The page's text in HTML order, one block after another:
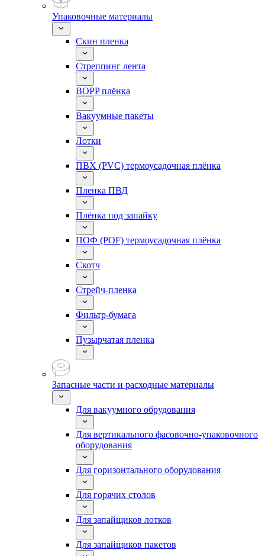
Упаковочные материалы
Скин пленка
Стреппинг лента
BOPP плёнка
Вакуумные пакеты
Лотки
ПВХ (PVC) термоусадочная плёнка
Пленка ПВД
Плёнка под запайку
ПОФ (POF) термоусадочная плёнка
Скотч
Стрейч-пленка
Фильтр-бумага
Пузырчатая пленка
Запасные части и расходные материалы
Для вакуумного обрудования
Для вертикального фасовочно-упаковочного
оборудования
Для горизонтального оборудования
Для горячих столов
Для запайщиков лотков
Для запайщиков пакетов